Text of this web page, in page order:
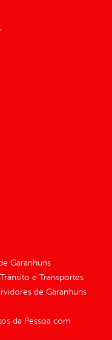
Garanhuns
e Transportes
de Garanhuns
da Pessoa com